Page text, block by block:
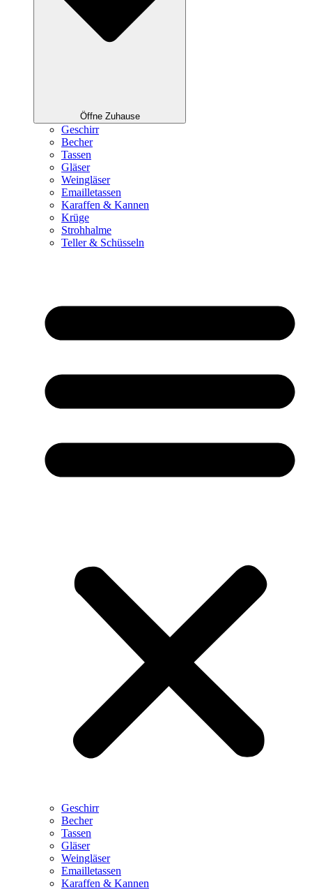
Öffne Zuhause
Geschirr
Becher
Tassen
Gläser
Weingläser
Emailletassen
Karaffen & Kannen
Krüge
Strohhalme
Teller & Schüsseln
Geschirr
Becher
Tassen
Gläser
Weingläser
Emailletassen
Karaffen & Kannen